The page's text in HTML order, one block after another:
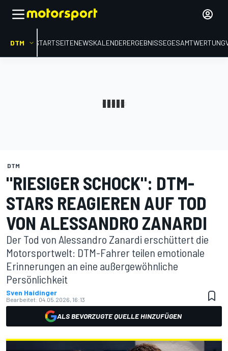
DTM STARTSEITENEWSKALENDERERGEBNISSEGESAMTWERTUNG
DTM
"RIESIGER SCHOCK": DTM-
STARS REAGIEREN AUF TOD
VON ALESSANDRO ZANARDI
Der Tod von Alessandro Zanardi erschüttert die
Motorsportwelt: DTM-Fahrer teilen emotionale
Erinnerungen an eine außergewöhnliche
Persönlichkeit
Sven Haidinger
Bearbeitet: 04.05.2026, 16:13
ALS BEVORZUGTE QUELLE HINZUFÜGEN